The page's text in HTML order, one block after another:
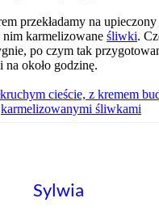
przekładamy na upieczony
nim karmelizowane śliwki.
po czym tak
około godzinę.
Sylwia